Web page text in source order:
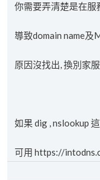
你需要弄清楚是在服
導致domain name及
原因沒找出, 換別家
如果 dig , nslookup
可用 https://